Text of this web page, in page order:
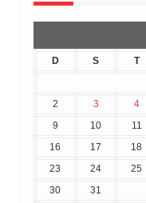
D S T
2
3 4
9
10 11
16
17 18
23
24 25
30
31